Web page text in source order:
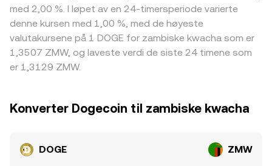
med 2,00 %. I løpet av en 24-timersperiode varierte
denne kursen med 1,00 %, med de høyeste
valutakursene på 1 DOGE for zambiske kwacha som er
1,3507 ZMW, og laveste verdi de siste 24 timene som
er 1,3129 ZMW.
Konverter Dogecoin til zambiske kwacha
DOGE ZMW